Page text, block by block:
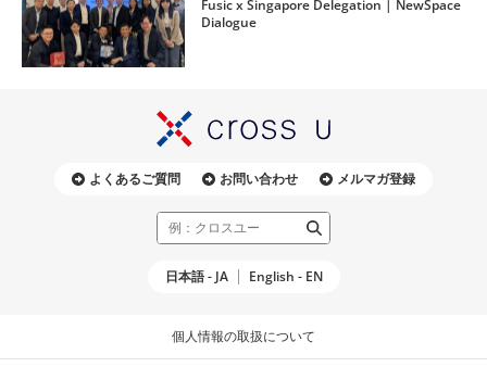
Fusic x Singapore Delegation | NewSpace
Dialogue
よくあるご質問 お問い合わせ メルマガ登録
日本語 - JA English - EN
個人情報の取扱について